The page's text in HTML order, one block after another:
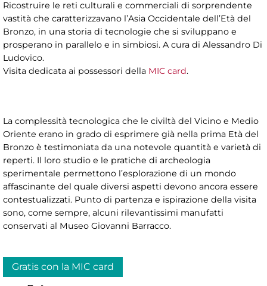
Ricostruire le reti culturali e commerciali di sorprendente
vastità che caratterizzavano l’Asia Occidentale dell’Età del
Bronzo, in una storia di tecnologie che si sviluppano e
prosperano in parallelo e in simbiosi. A cura di Alessandro Di
Ludovico.
Visita dedicata ai possessori della MIC card.
La complessità tecnologica che le civiltà del Vicino e Medio
Oriente erano in grado di esprimere già nella prima Età del
Bronzo è testimoniata da una notevole quantità e varietà di
reperti. Il loro studio e le pratiche di archeologia
sperimentale permettono l’esplorazione di un mondo
affascinante del quale diversi aspetti devono ancora essere
contestualizzati. Punto di partenza e ispirazione della visita
sono, come sempre, alcuni rilevantissimi manufatti
conservati al Museo Giovanni Barracco.
Gratis con la MIC card